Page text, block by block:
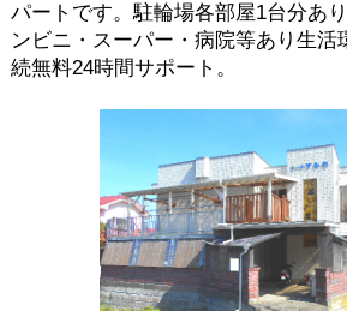
パートです。駐輪場各部屋1台分あ
ンビニ・スーパー・病院等あり生活
続無料24時間サポート。